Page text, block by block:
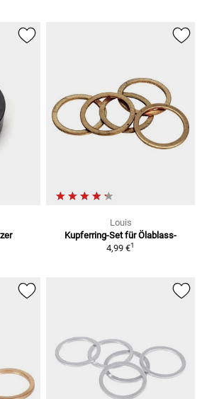
Louis
Kupferring-Set für Ölablass-
4,99 €1